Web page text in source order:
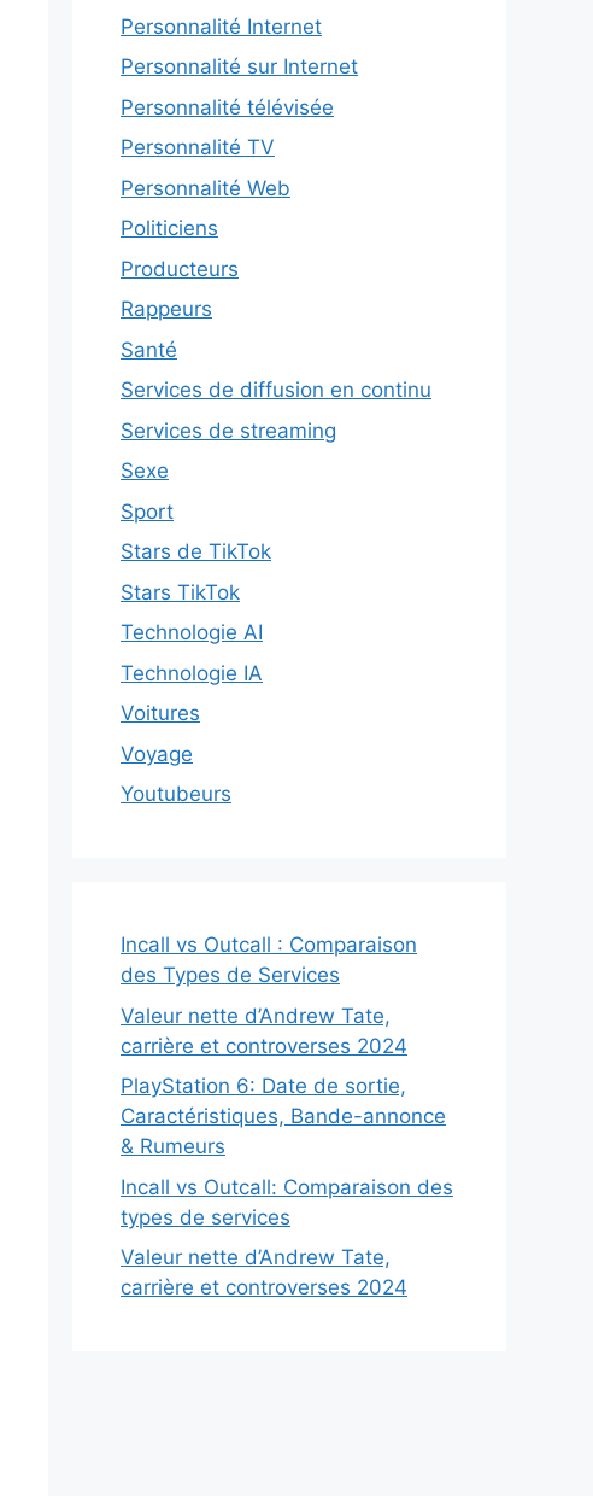
Personnalité Internet
Personnalité sur Internet
Personnalité télévisée
Personnalité TV
Personnalité Web
Politiciens
Producteurs
Rappeurs
Santé
Services de diffusion en continu
Services de streaming
Sexe
Sport
Stars de TikTok
Stars TikTok
Technologie AI
Technologie IA
Voitures
Voyage
Youtubeurs
Incall vs Outcall : Comparaison
des Types de Services
Valeur nette d’Andrew Tate,
carrière et controverses 2024
PlayStation 6: Date de sortie,
Caractéristiques, Bande-annonce
& Rumeurs
Incall vs Outcall: Comparaison des
types de services
Valeur nette d’Andrew Tate,
carrière et controverses 2024